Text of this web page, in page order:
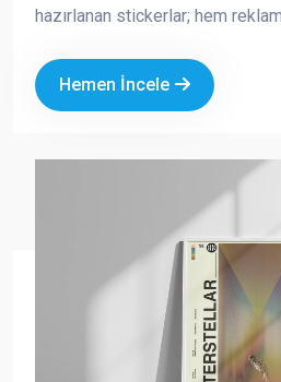
hazırlanan stickerlar; hem
Kurumsal logo ve özel
baskılar, markanızın
Hemen İncele